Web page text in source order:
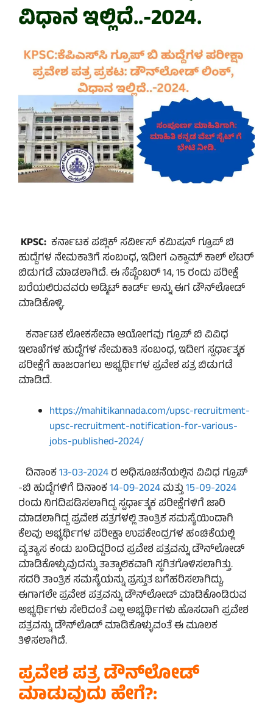
ವಿಧಾನ ಇಲ್ಲಿದೆ..-2024.
KPSC: ಕರ್ನಾಟಕ ಪಬ್ಲಿಕ್ ಸರ್ವೀಸ್ ಕಮಿಷನ್‌ ಗ್ರೂಪ್ ಬಿ
ಹುದ್ದೆಗಳ ನೇಮಕಾತಿಗೆ ಸಂಬಂಧ, ಇದೀಗ ಎಕ್ಸಾಮ್‌ ಕಾಲ್‌ ಲೆಟರ್‌
ಬಿಡುಗಡೆ ಮಾಡಲಾಗಿದೆ. ಈ ಸೆಪ್ಟೆಂಬರ್ 14, 15 ರಂದು ಪರೀಕ್ಷೆ
ಬರೆಯಲಿರುವವರು ಅಡ್ಮಿಟ್‌ ಕಾರ್ಡ್‌ ಅನ್ನು ಈಗ ಡೌನ್‌ಲೋಡ್
ಮಾಡಿಕೊಳ್ಳಿ.
ಕರ್ನಾಟಕ ಲೋಕಸೇವಾ ಆಯೋಗವು ಗ್ರೂಪ್‌ ಬಿ ವಿವಿಧ
ಇಲಾಖೆಗಳ ಹುದ್ದೆಗಳ ನೇಮಕಾತಿ ಸಂಬಂಧ, ಇದೀಗ ಸ್ಪರ್ಧಾತ್ಮಕ
ಪರೀಕ್ಷೆಗೆ ಹಾಜರಾಗಲು ಅಭ್ಯರ್ಥಿಗಳ ಪ್ರವೇಶ ಪತ್ರ ಬಿಡುಗಡೆ
ಮಾಡಿದೆ.
https://mahitikannada.com/upsc-recruitment-
upsc-recruitment-notification-for-various-
jobs-published-2024/
ದಿನಾಂಕ13-03-2024ರ ಅಧಿಸೂಚನೆಯಲ್ಲಿನ ವಿವಿಧ ಗ್ರೂಪ್‌
-ಬಿ ಹುದ್ದೆಗಳಿಗೆ ದಿನಾಂಕ14-09-2024ಮತ್ತು15-09-2024
ರಂದು ನಿಗದಿಪಡಿಸಲಾಗಿದ್ದ ಸ್ಪರ್ಧಾತ್ಮಕ ಪರೀಕ್ಷೆಗಳಿಗೆ ಜಾರಿ
ಮಾಡಲಾಗಿದ್ದ ಪ್ರವೇಶ ಪತ್ರಗಳಲ್ಲಿ ತಾಂತ್ರಿಕ ಸಮಸ್ಯೆಯಿಂದಾಗಿ
ಕೆಲವು ಅಭ್ಯರ್ಥಿಗಳ ಪರೀಕ್ಷಾ ಉಪಕೇಂದ್ರಗಳ ಹಂಚಿಕೆಯಲ್ಲಿ
ವ್ಯತ್ಯಾಸ ಕಂಡು ಬಂದಿದ್ದರಿಂದ ಪ್ರವೇಶ ಪತ್ರವನ್ನು ಡೌನ್‌ಲೋಡ್‌
ಮಾಡಿಕೊಳ್ಳುವುದನ್ನು ತಾತ್ಕಾಲಿಕವಾಗಿ ಸ್ಥಗಿತಗೊಳಿಸಲಾಗಿತ್ತು.
ಸದರಿ ತಾಂತ್ರಿಕ ಸಮಸ್ಯೆಯನ್ನು ಪ್ರಸ್ತುತ ಬಗೆಹರಿಸಲಾಗಿದ್ದು,
ಈಗಾಗಲೇ ಪ್ರವೇಶ ಪತ್ರವನ್ನು ಡೌನ್‌ಲೋಡ್‌ ಮಾಡಿಕೊಂಡಿರುವ
ಅಭ್ಯರ್ಥಿಗಳು ಸೇರಿದಂತೆ ಎಲ್ಲ ಅಭ್ಯರ್ಥಿಗಳು ಹೊಸದಾಗಿ ಪ್ರವೇಶ
ಪತ್ರವನ್ನು ಡೌನ್‌ಲೊಡ್‌ ಮಾಡಿಕೊಳ್ಳುವಂತೆ ಈ ಮೂಲಕ
ತಿಳಿಸಲಾಗಿದೆ.
ಪ್ರವೇಶ ಪತ್ರ ಡೌನ್‌ಲೋಡ್‌
ಮಾಡುವುದು ಹೇಗೆ?: